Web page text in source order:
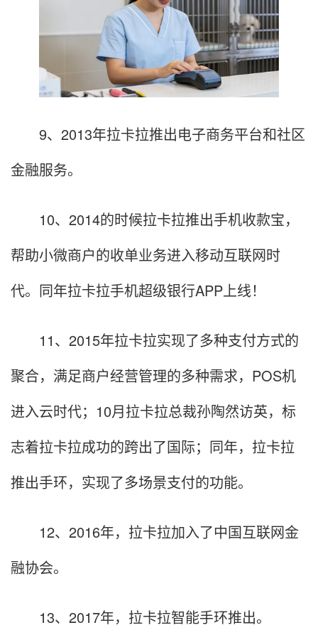
9、2013年拉卡拉推出电子商务平台和社区
金融服务。
10、2014的时候拉卡拉推出手机收款宝，
帮助小微商户的收单业务进入移动互联网时
代。同年拉卡拉手机超级银行APP上线！
11、2015年拉卡拉实现了多种支付方式的
聚合，满足商户经营管理的多种需求，POS机
进入云时代；10月拉卡拉总裁孙陶然访英，标
志着拉卡拉成功的跨出了国际；同年，拉卡拉
推出手环，实现了多场景支付的功能。
12、2016年，拉卡拉加入了中国互联网金
融协会。
13、2017年，拉卡拉智能手环推出。